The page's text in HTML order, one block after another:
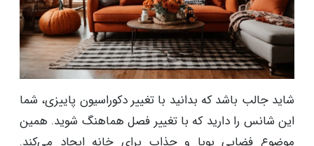
شاید جالب باشد که بدانید با تغییر دکوراسیون پاییزی، شما
این شانس را دارید که با تغییر فصل هماهنگ شوید. همین